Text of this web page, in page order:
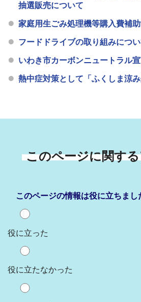
抽選販売について
家庭用生ごみ処理機等購入費補
フードドライブの取り組みにつ
いわき市カーボンニュートラル
熱中症対策として「ふくしま涼
このページに関す
このページの情報は役に立ちまし
役に立った
役に立たなかった